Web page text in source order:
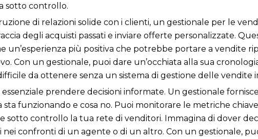
sotto controllo.
di relazioni solide con i clienti, un gestionale per le
degli acquisti passati e inviare offerte personalizzate.
un’esperienza più positiva che potrebbe portare a vendite
Con un gestionale, puoi dare un’occhiata alla sua
da ottenere senza un sistema di gestione delle vendite
prendere decisioni informate. Un gestionale
funzionando e cosa no. Puoi monitorare le metriche
controllo la tua rete di venditori. Immagina di dover
confronti di un agente o di un altro. Con un gestionale,